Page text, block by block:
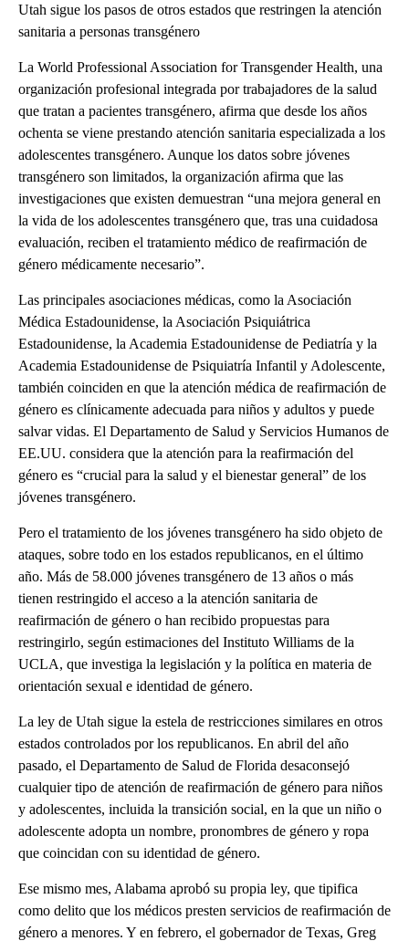
Utah sigue los pasos de otros estados que restringen la atención
sanitaria a personas transgénero
La World Professional Association for Transgender Health, una
organización profesional integrada por trabajadores de la salud
que tratan a pacientes transgénero, afirma que desde los años
ochenta se viene prestando atención sanitaria especializada a los
adolescentes transgénero. Aunque los datos sobre jóvenes
transgénero son limitados, la organización afirma que las
investigaciones que existen demuestran “una mejora general en
la vida de los adolescentes transgénero que, tras una cuidadosa
evaluación, reciben el tratamiento médico de reafirmación de
género médicamente necesario”.
Las principales asociaciones médicas, como la Asociación
Médica Estadounidense, la Asociación Psiquiátrica
Estadounidense, la Academia Estadounidense de Pediatría y la
Academia Estadounidense de Psiquiatría Infantil y Adolescente,
también coinciden en que la atención médica de reafirmación de
género es clínicamente adecuada para niños y adultos y puede
salvar vidas. El Departamento de Salud y Servicios Humanos de
EE.UU. considera que la atención para la reafirmación del
género es “crucial para la salud y el bienestar general” de los
jóvenes transgénero.
Pero el tratamiento de los jóvenes transgénero ha sido objeto de
ataques, sobre todo en los estados republicanos, en el último
año. Más de 58.000 jóvenes transgénero de 13 años o más
tienen restringido el acceso a la atención sanitaria de
reafirmación de género o han recibido propuestas para
restringirlo, según estimaciones del Instituto Williams de la
UCLA, que investiga la legislación y la política en materia de
orientación sexual e identidad de género.
La ley de Utah sigue la estela de restricciones similares en otros
estados controlados por los republicanos. En abril del año
pasado, el Departamento de Salud de Florida desaconsejó
cualquier tipo de atención de reafirmación de género para niños
y adolescentes, incluida la transición social, en la que un niño o
adolescente adopta un nombre, pronombres de género y ropa
que coincidan con su identidad de género.
Ese mismo mes, Alabama aprobó su propia ley, que tipifica
como delito que los médicos presten servicios de reafirmación de
género a menores. Y en febrero, el gobernador de Texas, Greg